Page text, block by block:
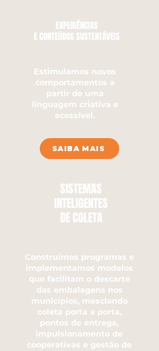
EXPERIÊNCIAS
E CONTEÚDOS SUSTENTÁVEIS
Estimulamos novos
comportamentos a
partir de uma
linguagem criativa e
acessível.
SAIBA MAIS
SISTEMAS
INTELIGENTES
DE COLETA
Construímos programas e
implementamos modelos
que facilitam o descarte
das embalagens nos
municípios, mesclando
coleta porta a porta,
pontos de entrega,
impulsionamento de
cooperativas e gestão de